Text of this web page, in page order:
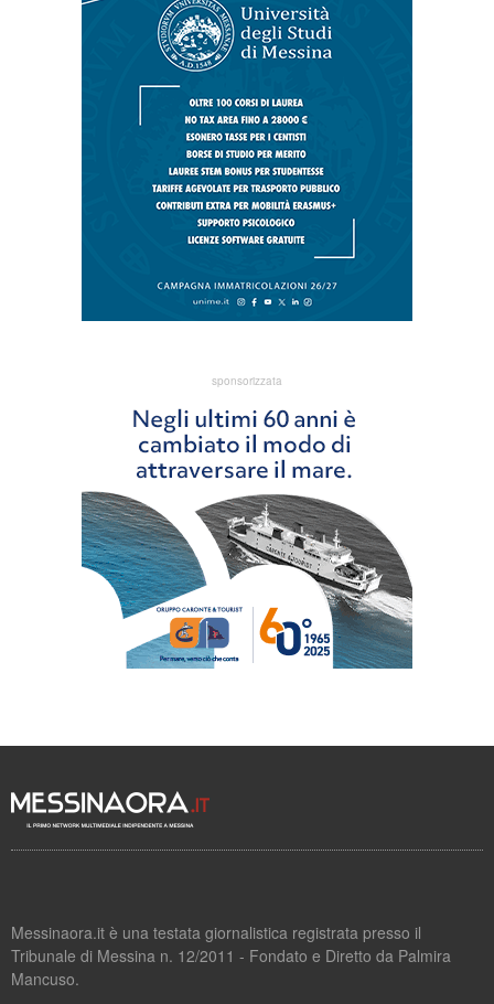
sponsorizzata
Messinaora.it è una testata giornalistica registrata presso il
Tribunale di Messina n. 12/2011 - Fondato e Diretto da Palmira
Mancuso.